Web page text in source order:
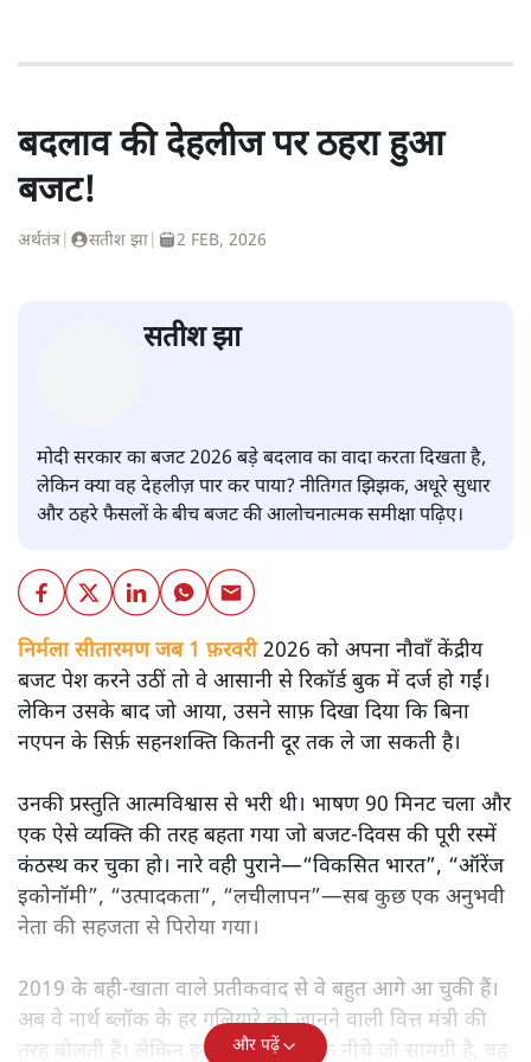
बदलाव की देहलीज पर ठहरा हुआ
बजट!
अर्थतंत्र सतीश झा 2 FEB, 2026
सतीश झा
मोदी सरकार का बजट 2026 बड़े बदलाव का वादा करता दिखता है,
लेकिन क्या वह देहलीज़ पार कर पाया? नीतिगत झिझक, अधूरे सुधार
और ठहरे फैसलों के बीच बजट की आलोचनात्मक समीक्षा पढ़िए।
निर्मला सीतारमण जब 1 फ़रवरी2026 को अपना नौवाँ केंद्रीय
बजट पेश करने उठीं तो वे आसानी से रिकॉर्ड बुक में दर्ज हो गईं।
नएपन के सिर्फ़ सहनशक्ति कितनी दूर तक ले जा सकती है।
उनकी प्रस्तुति आत्मविश्वास से भरी थी। भाषण 90 मिनट चला और